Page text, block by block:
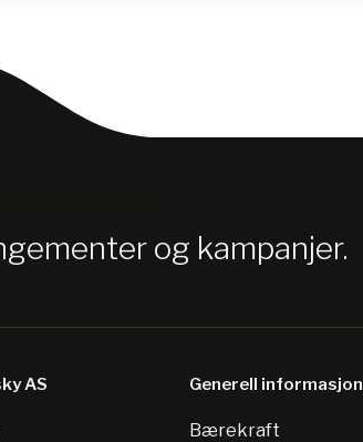
og kampanjer.
AS Generell informasjon
Bærekraft